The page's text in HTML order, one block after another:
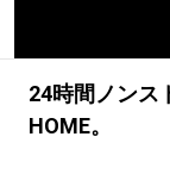
24時間ノンス
HOME。